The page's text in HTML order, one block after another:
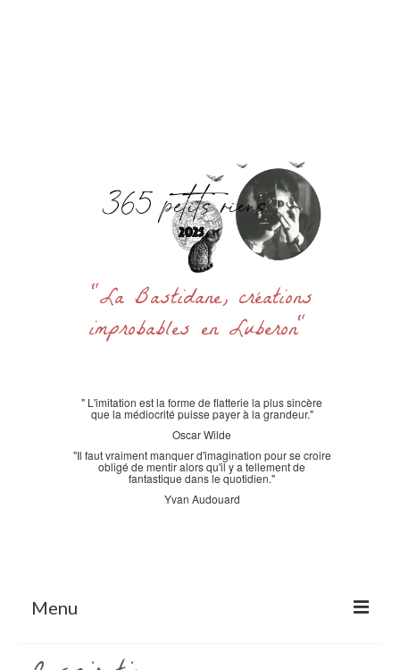
"La Bastidane, créations
improbables en Luberon"
" L'imitation est la forme de flatterie la plus sincère
que la médiocrité puisse payer à la grandeur."
Oscar Wilde
"Il faut vraiment manquer d'imagination pour se croire
obligé de mentir alors qu'il y a tellement de
fantastique dans le quotidien."
Yvan Audouard
Menu